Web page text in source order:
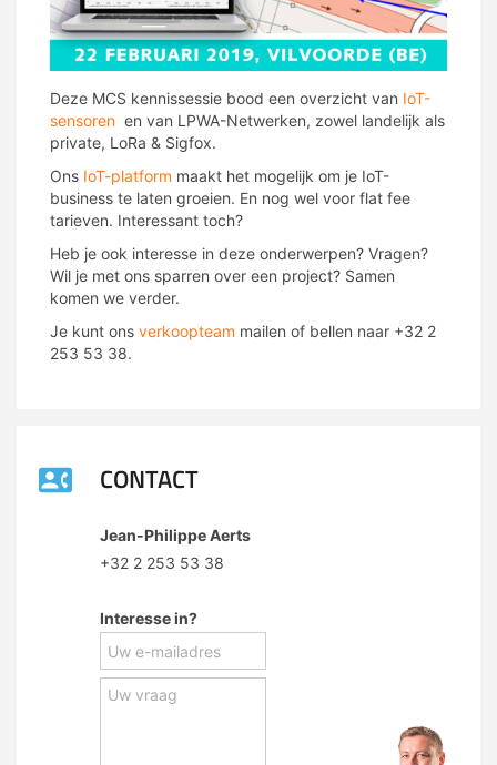
Deze MCS kennissessie bood een overzicht van IoT-
sensoren en van LPWA-Netwerken, zowel landelijk als
private, LoRa & Sigfox.
Ons IoT-platform maakt het mogelijk om je IoT-
business te laten groeien. En nog wel voor flat fee
tarieven. Interessant toch?
Heb je ook interesse in deze onderwerpen? Vragen?
Wil je met ons sparren over een project? Samen
komen we verder.
Je kunt ons verkoopteam mailen of bellen naar +32 2
253 53 38.
CONTACT
Jean-Philippe Aerts
+32 2 253 53 38
Interesse in?